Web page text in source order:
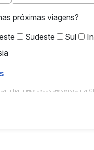
próximas viagens?
Sudeste Sul
meus dados pessoais com a